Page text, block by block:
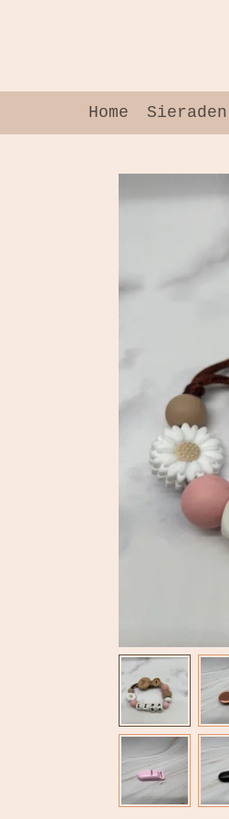
hoofdinhoudHome Sieraden